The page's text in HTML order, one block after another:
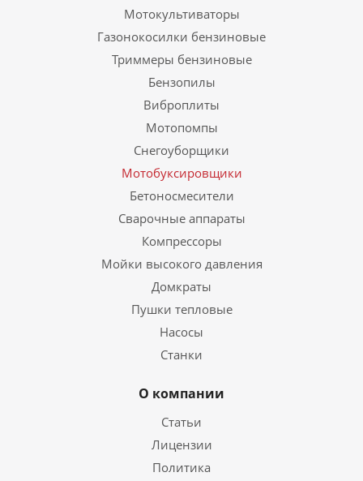
Мотокультиваторы
Газонокосилки бензиновые
Триммеры бензиновые
Бензопилы
Виброплиты
Мотопомпы
Снегоуборщики
Мотобуксировщики
Бетоносмесители
Сварочные аппараты
Компрессоры
Мойки высокого давления
Домкраты
Пушки тепловые
Насосы
Станки
О компании
Статьи
Лицензии
Политика